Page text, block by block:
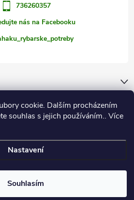
cookie. Dalším procházením
souhlas s jejich používáním.. Více
Nastavení
Souhlasím
736260357
nás na Facebooku
NA HÁKU. Všechna práva vyhrazena.